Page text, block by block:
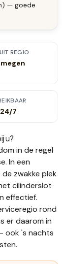
— goede
REGIO
24/7
u?
in de regel
In een
zwakke plek
cilinderslot
effectief.
rond
er daarom in
ook 's nachts